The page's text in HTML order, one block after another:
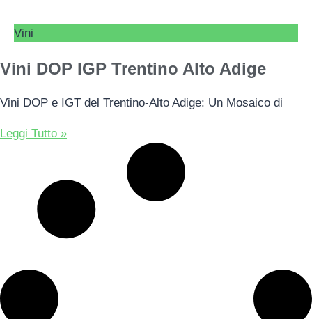
Vini
Vini DOP IGP Trentino Alto Adige
Vini DOP e IGT del Trentino-Alto Adige: Un Mosaico di
Leggi Tutto »